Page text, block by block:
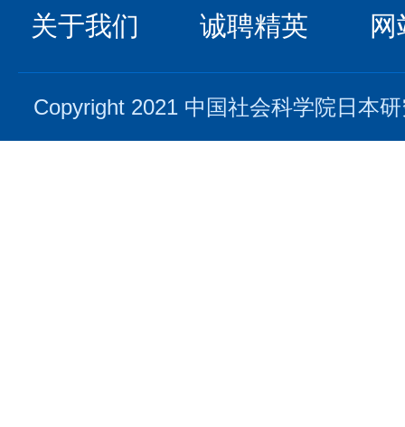
关于我们 诚聘精英
Copyright 2021 中国社会科学院日本